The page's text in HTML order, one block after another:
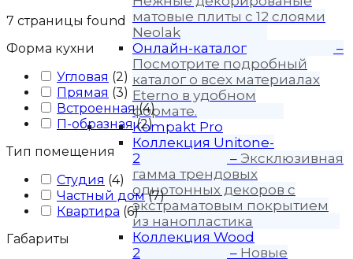
матовые плиты с 12 слоями
Neolak
Онлайн-каталог
–
Посмотрите подробный
каталог о всех материалах
Eterno в удобном
формате.
Kompakt Pro
Коллекция Unitone-
2
– Эксклюзивная
гамма трендовых
однотонных декоров с
экстраматовым покрытием
из нанопластика
Коллекция Wood
2
– Новые
7 страницы found
Форма кухни
Угловая (2)
Прямая (3)
Встроенная (4)
П-образная (2)
Тип помещения
Студия (4)
Частный дом (7)
Квартира (6)
Габариты